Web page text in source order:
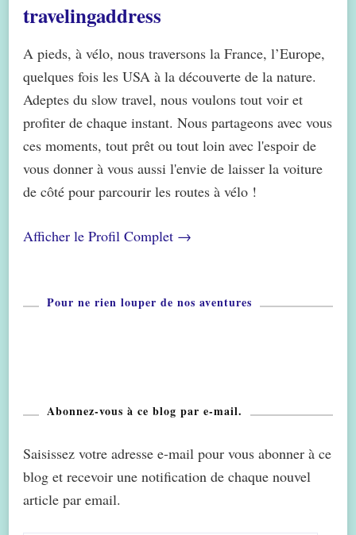
travelingaddress
A pieds, à vélo, nous traversons la France, l’Europe,
quelques fois les USA à la découverte de la nature.
Adeptes du slow travel, nous voulons tout voir et
profiter de chaque instant. Nous partageons avec vous
ces moments, tout prêt ou tout loin avec l'espoir de
vous donner à vous aussi l'envie de laisser la voiture
de côté pour parcourir les routes à vélo !
Afficher le Profil Complet →
Pour ne rien louper de nos aventures
Abonnez-vous à ce blog par e-mail.
Saisissez votre adresse e-mail pour vous abonner à ce
blog et recevoir une notification de chaque nouvel
article par email.